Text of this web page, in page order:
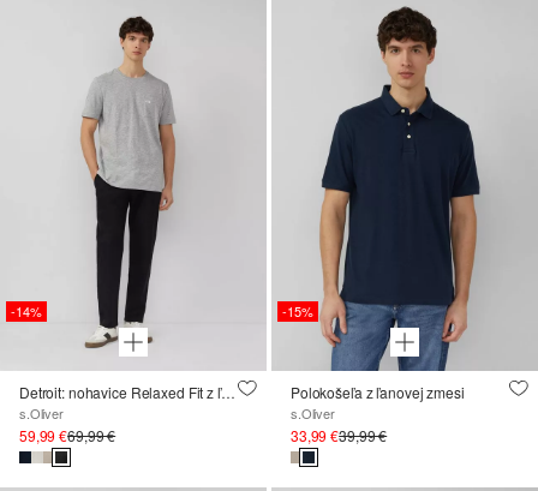
-14%
Detroit: nohavice Relaxed Fit z ľanovej zmesi
s.Oliver
59,99 €69,99 €
-15%
Polokošeľa z ľanovej zmesi
s.Oliver
33,99 €39,99 €